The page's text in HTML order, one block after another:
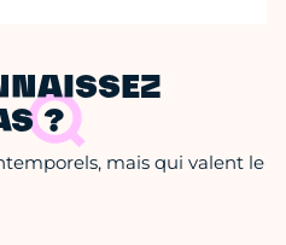
?
mais qui valent le